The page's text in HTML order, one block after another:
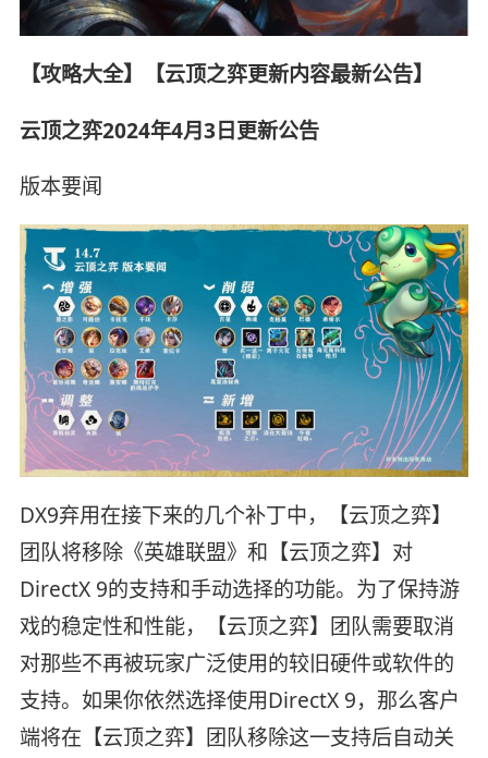
【攻略大全】【云顶之弈更新内容最新公告】
云顶之弈2024年4月3日更新公告
版本要闻
DX9弃用在接下来的几个补丁中，【云顶之弈】
团队将移除《英雄联盟》和【云顶之弈】对
DirectX 9的支持和手动选择的功能。为了保持游
戏的稳定性和性能，【云顶之弈】团队需要取消
对那些不再被玩家广泛使用的较旧硬件或软件的
支持。如果你依然选择使用DirectX 9，那么客户
端将在【云顶之弈】团队移除这一支持后自动关